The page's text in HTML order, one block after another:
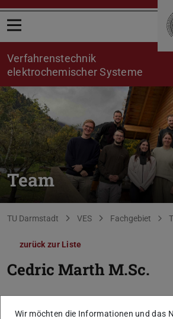
Menü öffnen
Verfahrenstechnik
elektrochemischer Systeme
Team
Sie befinden sich hier:
TU Darmstadt VES Fachgebiet
zurück zur Liste
Cedric Marth M.Sc.
Wir möchten die Informationen und das